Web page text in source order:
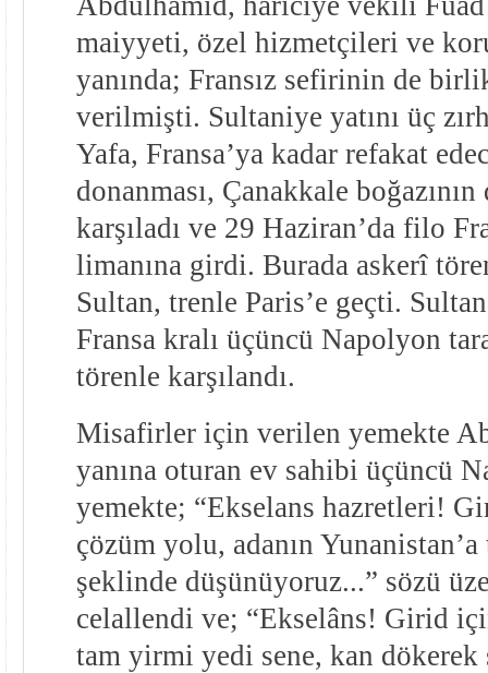
maiyyeti, özel hizmetçileri ve
yanında; Fransız sefirinin de
verilmişti. Sultaniye yatını üç
Yafa, Fransa’ya kadar refakat
donanması, Çanakkale boğazının
karşıladı ve 29 Haziran’da filo
limanına girdi. Burada askerî
Sultan, trenle Paris’e geçti.
Fransa kralı üçüncü Napolyon
törenle karşılandı.
Misafirler için verilen yemekte
yanına oturan ev sahibi üçüncü
yemekte; “Ekselans hazretleri!
çözüm yolu, adanın
şeklinde düşünüyoruz...” sözü
celallendi ve; “Ekselâns! Girid
tam yirmi yedi sene, kan dökerek